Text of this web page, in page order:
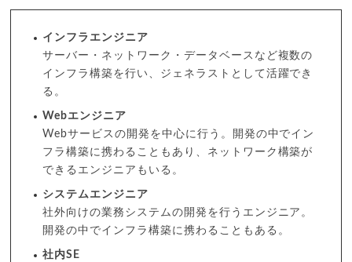
インフラエンジニア
サーバー・ネットワーク・データベースなど複数の
インフラ構築を行い、ジェネラストとして活躍でき
る。
Webエンジニア
Webサービスの開発を中心に行う。開発の中でイン
フラ構築に携わることもあり、ネットワーク構築が
できるエンジニアもいる。
システムエンジニア
社外向けの業務システムの開発を行うエンジニア。
開発の中でインフラ構築に携わることもある。
社内SE